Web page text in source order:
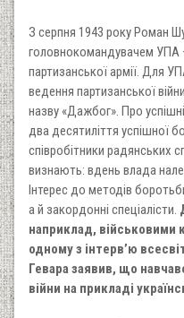
З серпня 1943 року Роман
головнокомандувачем УПА
партизанської армії. Для
ведення партизанської
назву «Дажбог». Про
два десятиліття успішної
співробітники радянських
визнають: вдень влада
Інтерес до методів
а й закордонні спеціалісти.
наприклад, військовими
одному з інтерв’ю
Гевара заявив, що
війни на прикладі